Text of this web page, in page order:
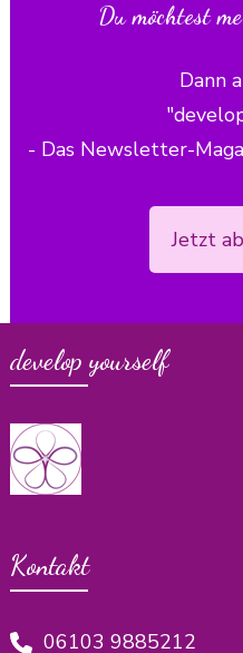
Du möchtest
Dann
- Das Newsletter-
Jetzt
develop yourself
Kontakt
06103 9885212